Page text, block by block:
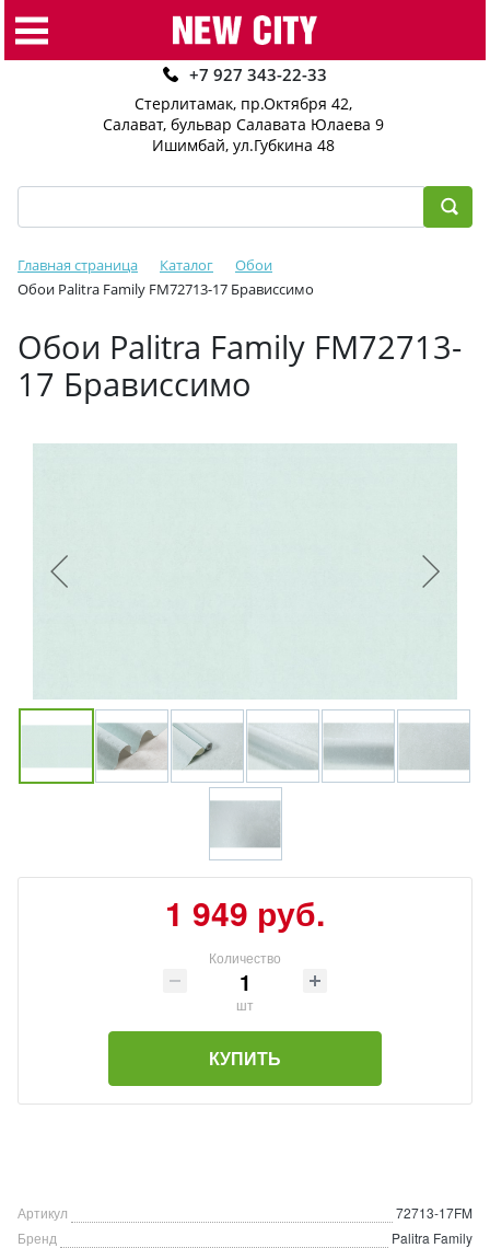
+7 927 343-22-33
Стерлитамак, пр.Октября 42,
Салават, бульвар Салавата Юлаева 9
Ишимбай, ул.Губкина 48
Главная страница Каталог
Обои
Обои Palitra Family FM72713-17 Брависсимо
Обои Palitra Family FM72713-
17 Брависсимо
1 949 руб.
Количество
шт
КУПИТЬ
Артикул
72713-17FM
Бренд
Palitra Family